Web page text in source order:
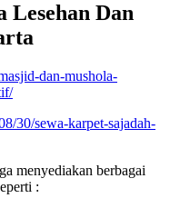
Lesehan Dan
dan-mushola-
30/sewa-karpet-sajadah-
menyediakan berbagai
: